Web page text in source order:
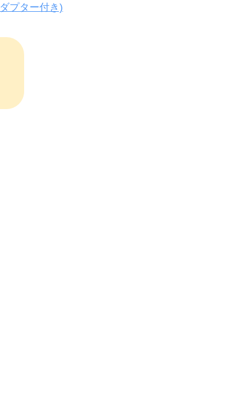
プター付き)